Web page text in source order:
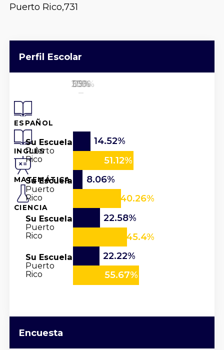
Puerto Rico,731
Perfil Escolar
ESPAÑOL
INGLÉS
MATEMÁTICA
CIENCIA
Su Escuela
Puerto
Rico
14.52%
51.12%
Su Escuela
Puerto
Rico
8.06%
40.26%
Su Escuela
Puerto
Rico
22.58%
45.4%
Su Escuela
Puerto
Rico
22.22%
55.67%
0%
25%
50%
75%
100%
Encuesta